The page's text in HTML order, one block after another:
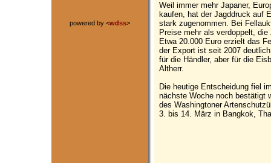
powered by <wdss>
Weil immer mehr Japaner,
kaufen, hat der Jagddruck auf
stark zugenommen. Bei
Preise mehr als verdoppelt,
Etwa 20.000 Euro erzielt das
der Export ist seit 2007
für die Händler, aber für die
Altherr.
Die heutige Entscheidung fiel
nächste Woche noch bestätigt
des Washingtoner
3. bis 14. März in Bangkok,